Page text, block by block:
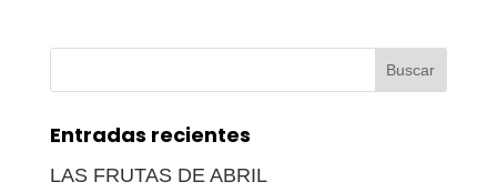
Entradas recientes
LAS FRUTAS DE ABRIL